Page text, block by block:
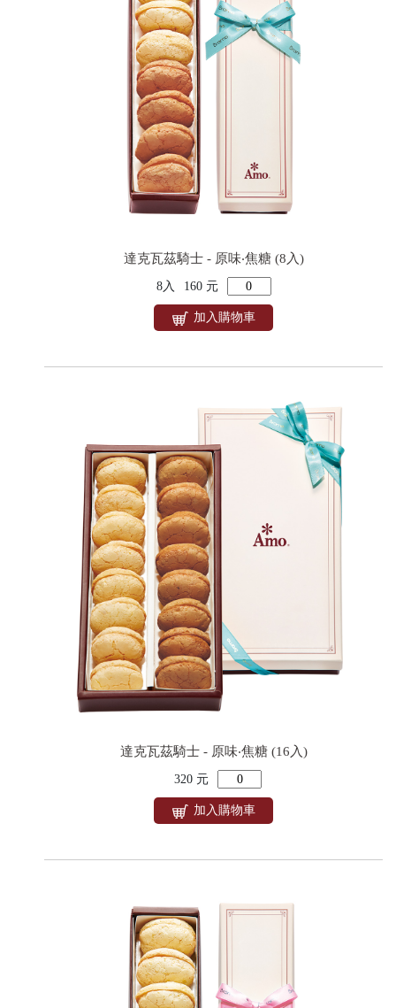
達克瓦茲騎士 - 原味‧焦糖 (8入)
8入 160 元
加入購物車
達克瓦茲騎士 - 原味‧焦糖 (16入)
320 元
加入購物車